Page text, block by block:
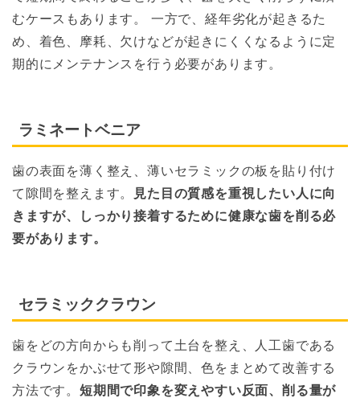
むケースもあります。 一方で、経年劣化が起きるた
め、着色、摩耗、欠けなどが起きにくくなるように定
期的にメンテナンスを行う必要があります。
ラミネートベニア
歯の表面を薄く整え、薄いセラミックの板を貼り付け
て隙間を整えます。
見た目の質感を重視したい人に向
きますが、しっかり接着するために健康な歯を削る必
要があります。
セラミッククラウン
歯をどの方向からも削って土台を整え、人工歯である
クラウンをかぶせて形や隙間、色をまとめて改善する
方法です。 短期間で印象を変えやすい反面、削る量が